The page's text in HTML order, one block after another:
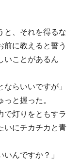
と、それを得るな
前に教えると誓う
いことがあるん
らいいですが」
と握った。
灯りをともすラ
いにチカチカと青
いんですか？」